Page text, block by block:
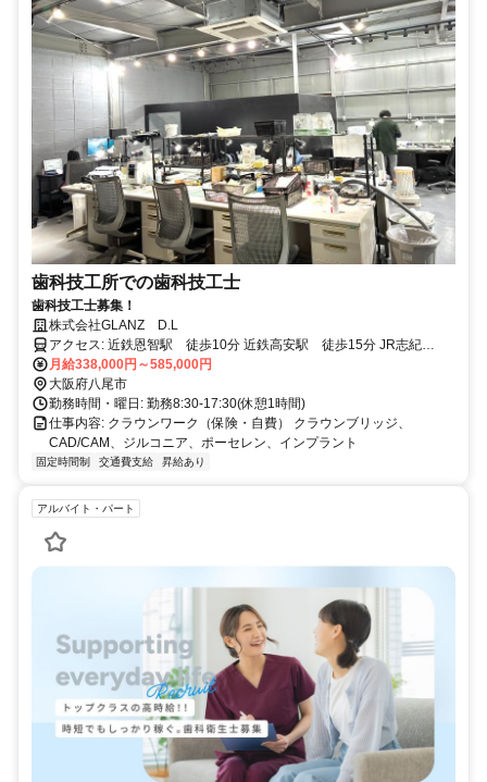
歯科技工所での歯科技工士
歯科技工士募集！
株式会社GLANZ D.L
アクセス: 近鉄恩智駅 徒歩10分 近鉄高安駅 徒歩15分 JR志紀
駅 徒歩20分
月給338,000円～585,000円
大阪府八尾市
勤務時間・曜日: 勤務8:30-17:30(休憩1時間)
仕事内容: クラウンワーク（保険・自費） クラウンブリッジ、
CAD/CAM、ジルコニア、ポーセレン、インプラント
固定時間制 交通費支給 昇給あり
アルバイト・パート